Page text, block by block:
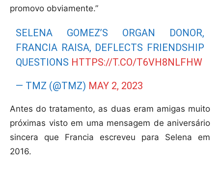
promovo obviamente.”
SELENA GOMEZ’S ORGAN DONOR,
FRANCIA RAISA, DEFLECTS FRIENDSHIP
QUESTIONS HTTPS://T.CO/T6VH8NLFHW
— TMZ (@TMZ) MAY 2, 2023
Antes do tratamento, as duas eram amigas muito
próximas visto em uma mensagem de aniversário
sincera que Francia escreveu para Selena em
2016.